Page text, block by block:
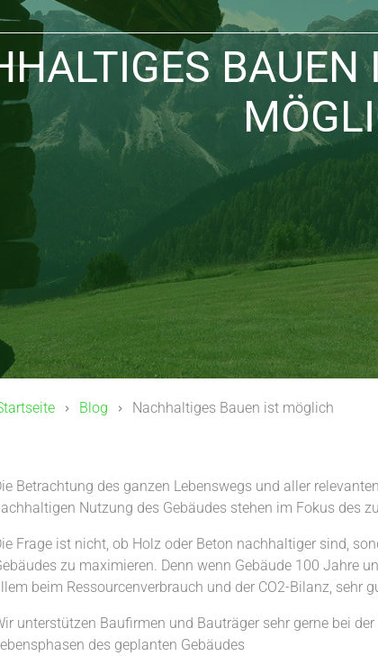
BAUEN
Blog Nachhaltiges Bauen ist möglich
Betrachtung des ganzen Lebenswegs und aller
Nutzung des Gebäudes stehen im Fokus des
Frage ist nicht, ob Holz oder Beton nachhaltiger sind,
zu maximieren. Denn wenn Gebäude 100 Jahre
beim Ressourcenverbrauch und der CO2-Bilanz, sehr
unterstützen Baufirmen und Bauträger sehr gerne bei
des geplanten Gebäudes